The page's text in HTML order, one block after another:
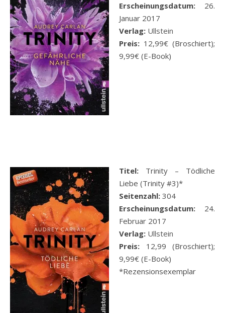
Erscheinungsdatum: 26.
Januar 2017
Verlag: Ullstein
Preis: 12,99€ (Broschiert);
9,99€ (E-Book)
Titel: Trinity – Tödliche
Liebe (Trinity #3)*
Seitenzahl: 304
Erscheinungsdatum: 24.
Februar 2017
Verlag: Ullstein
Preis: 12,99 (Broschiert);
9,99€ (E-Book)
*Rezensionsexemplar